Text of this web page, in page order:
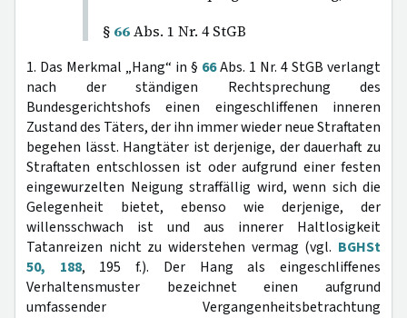
§ 66Abs. 1 Nr. 4 StGB
1. Das Merkmal „Hang“ in § 66Abs. 1 Nr. 4 StGB verlangt
nach der ständigen Rechtsprechung des
Bundesgerichtshofs einen eingeschliffenen inneren
Zustand des Täters, der ihn immer wieder neue Straftaten
begehen lässt. Hangtäter ist derjenige, der dauerhaft zu
Straftaten entschlossen ist oder aufgrund einer festen
eingewurzelten Neigung straffällig wird, wenn sich die
Gelegenheit bietet, ebenso wie derjenige, der
willensschwach ist und aus innerer Haltlosigkeit
Tatanreizen nicht zu widerstehen vermag (vgl. BGHSt
50, 188, 195 f.). Der Hang als eingeschliffenes
Verhaltensmuster bezeichnet einen aufgrund
umfassender Vergangenheitsbetrachtung